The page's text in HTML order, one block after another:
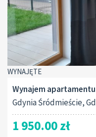
WYNAJĘTE
Wynajem
Gdynia Śródmieście,
1 950.00 zł